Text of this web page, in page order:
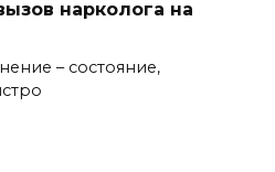
нарколога на
– состояние,